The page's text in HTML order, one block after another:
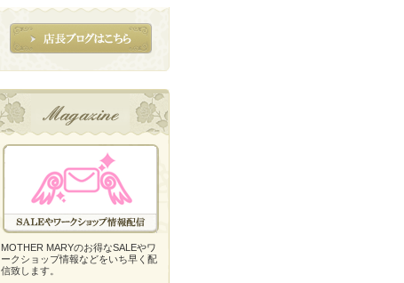
MOTHER MARYのお得なSALEやワ
ークショップ情報などをいち早く配
信致します。